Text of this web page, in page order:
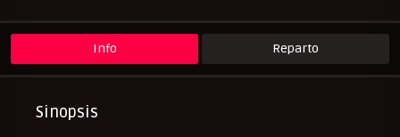
Película de TV
Peliculas Castellano
Peliculas Subtituladas
Peliculasflix
Pelishouse
Pelismart
UltraPelisHD
Info Reparto
Sinopsis